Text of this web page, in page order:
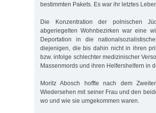
bestimmten Pakets. Es war ihr letztes
Die Konzentration der polnischen
abgeriegelten Wohnbezirken war eine
Deportation in die
diejenigen, die bis dahin nicht in ihren
bzw. infolge schlechter medizinischer
Massenmords und ihren Helfershelfern in
Moritz Abosch hoffte nach dem
Wiedersehen mit seiner Frau und den
wo und wie sie umgekommen waren.